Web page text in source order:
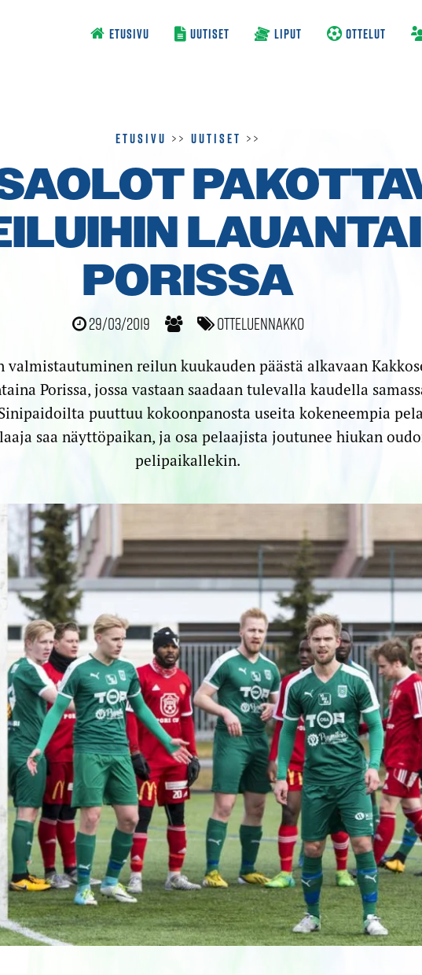
ETUSIVU UUTISET LIPUT OTTELUT
Etusivu >> Uutiset >>
PORISSA
29/03/2019 Otteluennakko
valmistautuminen reilun kuukauden päästä alkavaan
Porissa, jossa vastaan saadaan tulevalla kaudella
Sinipaidoilta puuttuu kokoonpanosta useita kokeneempia
saa näyttöpaikan, ja osa pelaajista joutunee hiukan
pelipaikallekin.